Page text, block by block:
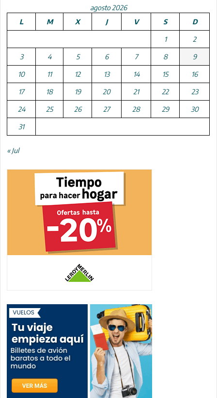
agosto 2026
L
M X J V S D
1 2
3 4 5 6 7 8 9
10 11 12 13 14 15 16
17 18 19 20 21 22 23
24 25 26 27 28 29 30
31
« Jul